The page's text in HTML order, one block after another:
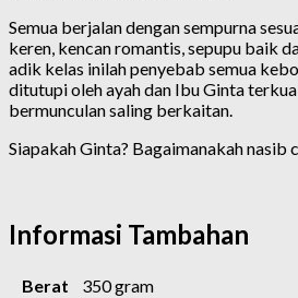
Semua berjalan dengan sempurna
keren, kencan romantis, sepupu baik
adik kelas inilah penyebab semua
ditutupi oleh ayah dan Ibu Ginta
bermunculan saling berkaitan.
Siapakah Ginta? Bagaimanakah nasib
Informasi Tambahan
Berat
350 gram